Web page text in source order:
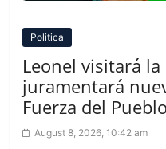
Politica
Leonel visitará
juramentará
Fuerza del Pueblo
August 8, 2026, 10:42 am